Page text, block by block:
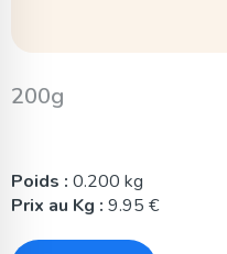
200g
Poids : 0.200 kg
Prix au Kg : 9.95 €